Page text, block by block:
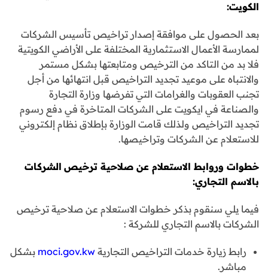
الكويت:
بعد الحصول على موافقة إصدار تراخيص تأسيس الشركات
لممارسة الأعمال الاستثمارية المختلفة على الأراضي الكويتية
فلا بد من التاكد من الترخيص ومتابعتها بشكل مستمر
والانتباه على موعيد تجديد التراخيص قبل انتهائها من أجل
تجنب العقوبات والغرامات التي تفرضها وزارة التجارة
والصناعة في ايكويت على الشركات المتاخرة في دفع رسوم
تجديد التراخيص ولذلك قامت الوزارة بإطلاق نظام إلكتروني
للاستعلام عن الشركات وتراخيصها.
خطوات وروابط الاستعلام عن صلاحية ترخيص الشركات
بالاسم التجاري:
فيما يلي سنقوم بذكر خطوات الاستعلام عن صلاحية ترخيص
الشركات بالاسم التجاري للشركة :
رابط زيارة خدمات التراخيص التجارية moci.gov.kw بشكل
مباشر.